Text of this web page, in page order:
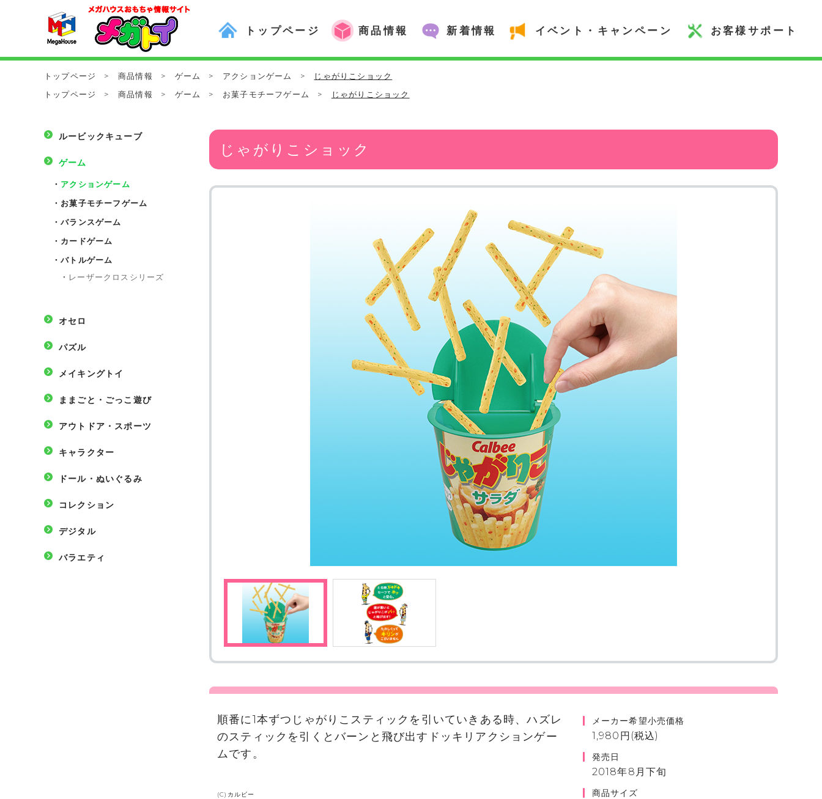
トップページ 商品情報 新着情報 イベント・キャンペーン お客様サポート
トップページ > 商品情報 > ゲーム > アクションゲーム >
じゃがりこショック
トップページ
> 商品情報 > ゲーム > お菓子モチーフゲーム > じゃがりこショック
ルービックキューブ
ゲーム
・ アクションゲーム
・ お菓子モチーフゲーム
・バランスゲーム
・ カードゲーム
・バトルゲーム
・ レーザークロスシリーズ
オセロ
パズル
メイキングトイ
ままごと・ごっこ遊び
アウトドア・スポーツ
キャラクター
ドール・ぬいぐるみ
コレクション
デジタル
バラエティ
じゃがりこショック
順番に1本ずつじゃがりこスティックを引いていきある時、ハズレ
のスティックを引くとバーンと飛び出すドッキリアクションゲー
ムです。
(C)カルビー
メーカー希望小売価格
1,980円(税込)
発売日
2018年8月下旬
商品サイズ